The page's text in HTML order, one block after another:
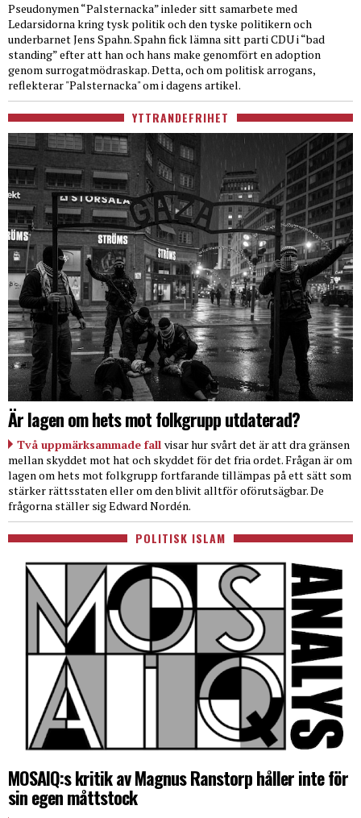
Pseudonymen “Palsternacka” inleder sitt samarbete med
Ledarsidorna kring tysk politik och den tyske politikern och
underbarnet Jens Spahn. Spahn fick lämna sitt parti CDU i “bad
standing” efter att han och hans make genomfört en adoption
genom surrogatmödraskap. Detta, och om politisk arrogans,
reflekterar "Palsternacka" om i dagens artikel.
YTTRANDEFRIHET
Är lagen om hets mot folkgrupp utdaterad?
Två uppmärksammade fall visar hur svårt det är att dra gränsen
mellan skyddet mot hat och skyddet för det fria ordet. Frågan är om
lagen om hets mot folkgrupp fortfarande tillämpas på ett sätt som
stärker rättsstaten eller om den blivit alltför oförutsägbar. De
frågorna ställer sig Edward Nordén.
POLITISK ISLAM
MOSAIQ:s kritik av Magnus Ranstorp håller inte för
sin egen måttstock